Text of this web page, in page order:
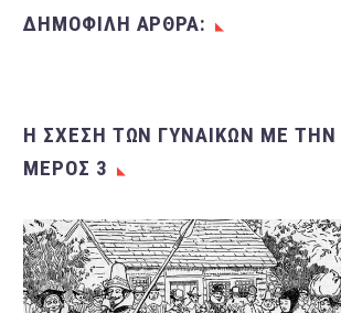
ΔΗΜΟΦΙΛΗ ΑΡΘΡΑ:
Η ΣΧΈΣΗ ΤΩΝ ΓΥΝΑΙΚΏΝ ΜΕ
ΜΈΡΟΣ 3